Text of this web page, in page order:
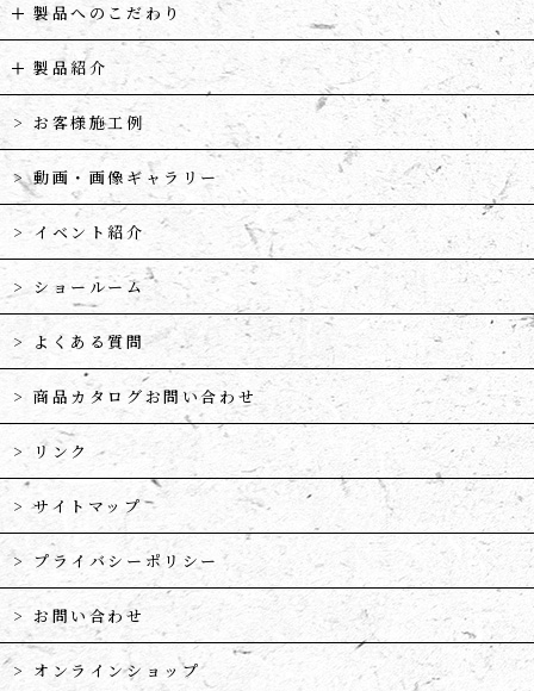
製品へのこだわり
製品紹介
お客様施工例
動画・画像ギャラリー
イベント紹介
ショールーム
よくある質問
商品カタログお問い合わせ
リンク
サイトマップ
プライバシーポリシー
お問い合わせ
オンラインショップ